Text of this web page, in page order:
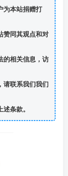
为本站捐赠打
赞同其观点和对
的相关信息，访
请联系我们我们
条款。